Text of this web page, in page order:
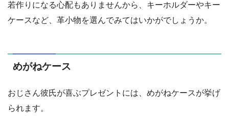
若作りになる心配もありませんから、キーホルダーやキー
ケースなど、革小物を選んでみてはいかがでしょうか。
めがねケース
おじさん彼氏が喜ぶプレゼントには、めがねケースが挙げ
られます。